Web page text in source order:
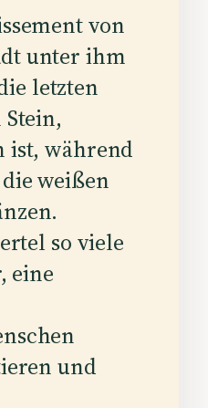
von
unter ihm
letzten
ist, während
weißen
so viele
eine
und